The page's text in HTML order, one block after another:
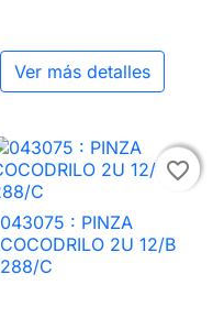
Ver más detalles

favorite_border
043075 : PINZA
COCODRILO 2U 12/B
288/C